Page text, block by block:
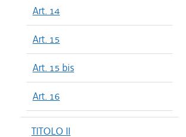
Art. 14
Art. 15
Art. 15 bis
Art. 16
TITOLO II